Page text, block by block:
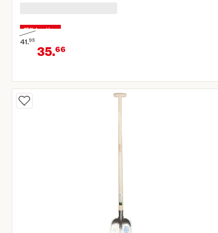
15% korting
41.95
Oorspronkelijke prijs € 41,95
35.66
Huidige prijs € 35,66